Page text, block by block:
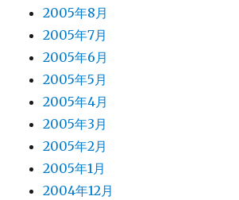
2005年8月
2005年7月
2005年6月
2005年5月
2005年4月
2005年3月
2005年2月
2005年1月
2004年12月